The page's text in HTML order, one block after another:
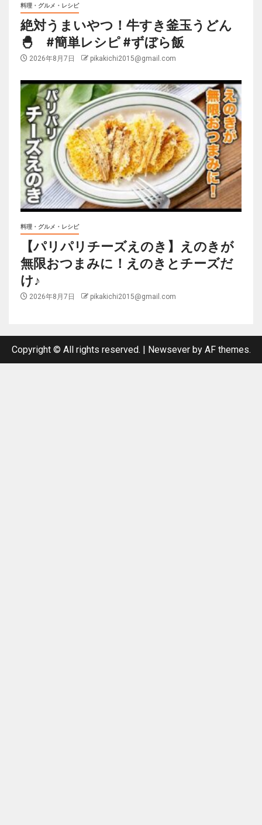
料理・グルメ・レシピ
絶対うまいやつ！牛すき釜玉うどん
🐣 #簡単レシピ #ずぼら飯
2026年8月7日 pikakichi2015@gmail.com
料理・グルメ・レシピ
【パリパリチーズえのき】えのきが
無限おつまみに！えのきとチーズだ
け♪
2026年8月7日 pikakichi2015@gmail.com
Copyright © All rights reserved. Newseverby AF themes.